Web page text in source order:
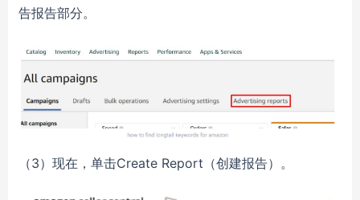
告报告部分。
（3）现在，单击Create Report（创建报告）。